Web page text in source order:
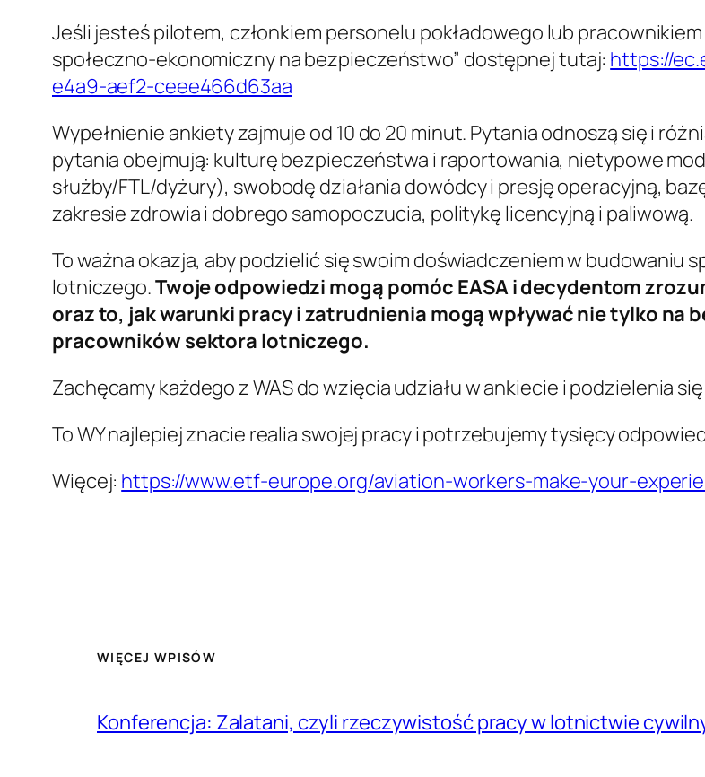
Jeśli jesteś pilotem, członkiem personelu pokładowego lub pracownikiem
społeczno-ekonomiczny na bezpieczeństwo” dostępnej tutaj: https://
e4a9-aef2-ceee466d63aa
Wypełnienie ankiety zajmuje od 10 do 20 minut. Pytania odnoszą się i
pytania obejmują: kulturę bezpieczeństwa i raportowania, nietypowe
służby/FTL/dyżury), swobodę działania dowódcy i presję operacyjną,
zakresie zdrowia i dobrego samopoczucia, politykę licencyjną i paliwową.
To ważna okazja, aby podzielić się swoim doświadczeniem w
lotniczego.Twoje odpowiedzi mogą pomóc EASA i decydentom
oraz to, jak warunki pracy i zatrudnienia mogą wpływać nie tylko
pracowników sektora lotniczego.
Zachęcamy każdego z WAS do wzięcia udziału w ankiecie i podzielenia
To WY najlepiej znacie realia swojej pracy i potrzebujemy tysięcy
Więcej: https://www.etf-europe.org/aviation-workers-make-your-
WIĘCEJ WPISÓW
Konferencja: Zalatani, czyli rzeczywistość pracy w lotnictwie